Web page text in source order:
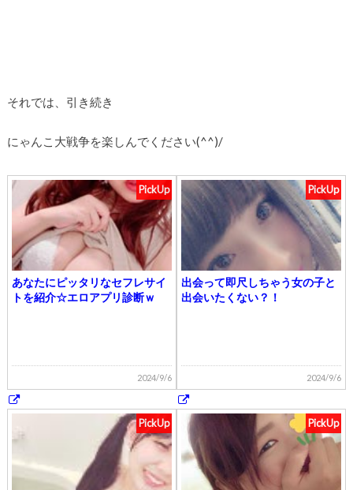
それでは、引き続き
にゃんこ大戦争を楽しんでください(^^)/
PickUp
あなたにピッタリなセフレサイ
トを紹介☆エロアプリ診断ｗ
2024/9/6
PickUp
出会って即尺しちゃう女の子と
出会いたくない？！
2024/9/6
PickUp PickUp